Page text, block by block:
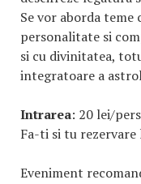
Se vor aborda teme
personalitate si
si cu divinitatea,
integratoare a
Intrarea: 20 lei/
Fa-ti si tu
Eveniment